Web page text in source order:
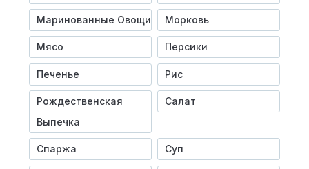
Маринованные Овощи Морковь
Мясо Персики
Печенье Рис
Рождественская
Выпечка
Салат
Спаржа Суп